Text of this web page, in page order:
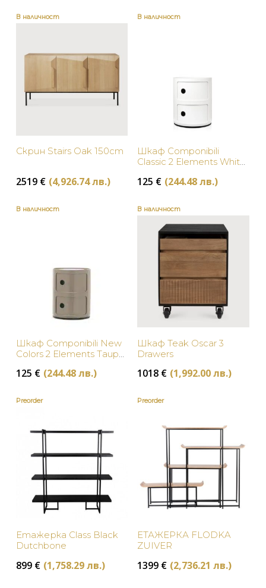
2070 €
(4,048.57
1242 €
лв.).
В наличност
Скрин Stairs Oak 150cm
2519 € (4,926.74 лв.)
В наличност
Шкаф Componibili
Classic 2 Elements White
125 € (244.48 лв.)
В наличност
Шкаф Componibili New
Colors 2 Elements Taupe
125 € (244.48 лв.)
В наличност
Шкаф Teak Oscar 3
Drawers
1018 € (1,992.00 лв.)
Preorder
Етажерка Class Black
Dutchbone
899 € (1,758.29 лв.)
Preorder
ЕТАЖЕРКА FLODKA
ZUIVER
1399 € (2,736.21 лв.)